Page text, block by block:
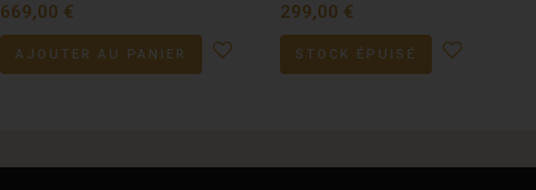
669,00 €
AJOUTER AU PANIER
299,00 €
STOCK ÉPUISÉ